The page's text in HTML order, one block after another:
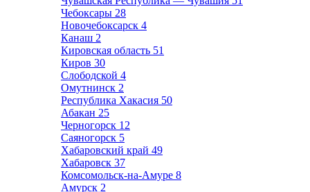
Чебоксары 28
Новочебоксарск 4
Канаш 2
Кировская область 51
Киров 30
Слободской 4
Омутнинск 2
Республика Хакасия 50
Абакан 25
Черногорск 12
Саяногорск 5
Хабаровский край 49
Хабаровск 37
Комсомольск-на-Амуре 8
Амурск 2